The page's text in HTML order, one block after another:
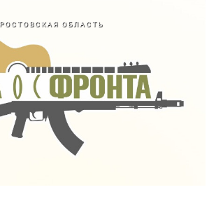
РОСТОВСКАЯ ОБЛАСТЬ